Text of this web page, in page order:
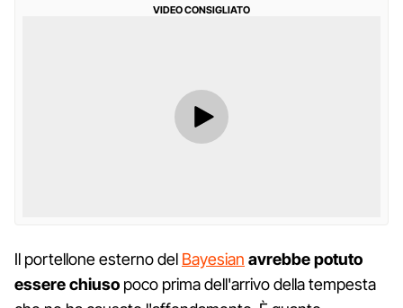
VIDEO CONSIGLIATO
Il portellone esterno del Bayesian avrebbe potuto
essere chiuso poco prima dell'arrivo della tempesta